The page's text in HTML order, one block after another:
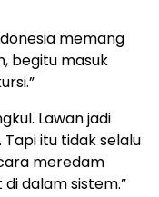
memang
begitu masuk
Lawan jadi
itu tidak selalu
meredam
dalam sistem.”